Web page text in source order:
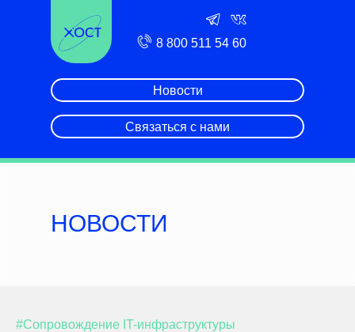
Связаться с нами
Новости
8 800 511 54 60
НОВОСТИ
#Сопровождение IT-инфраструктуры